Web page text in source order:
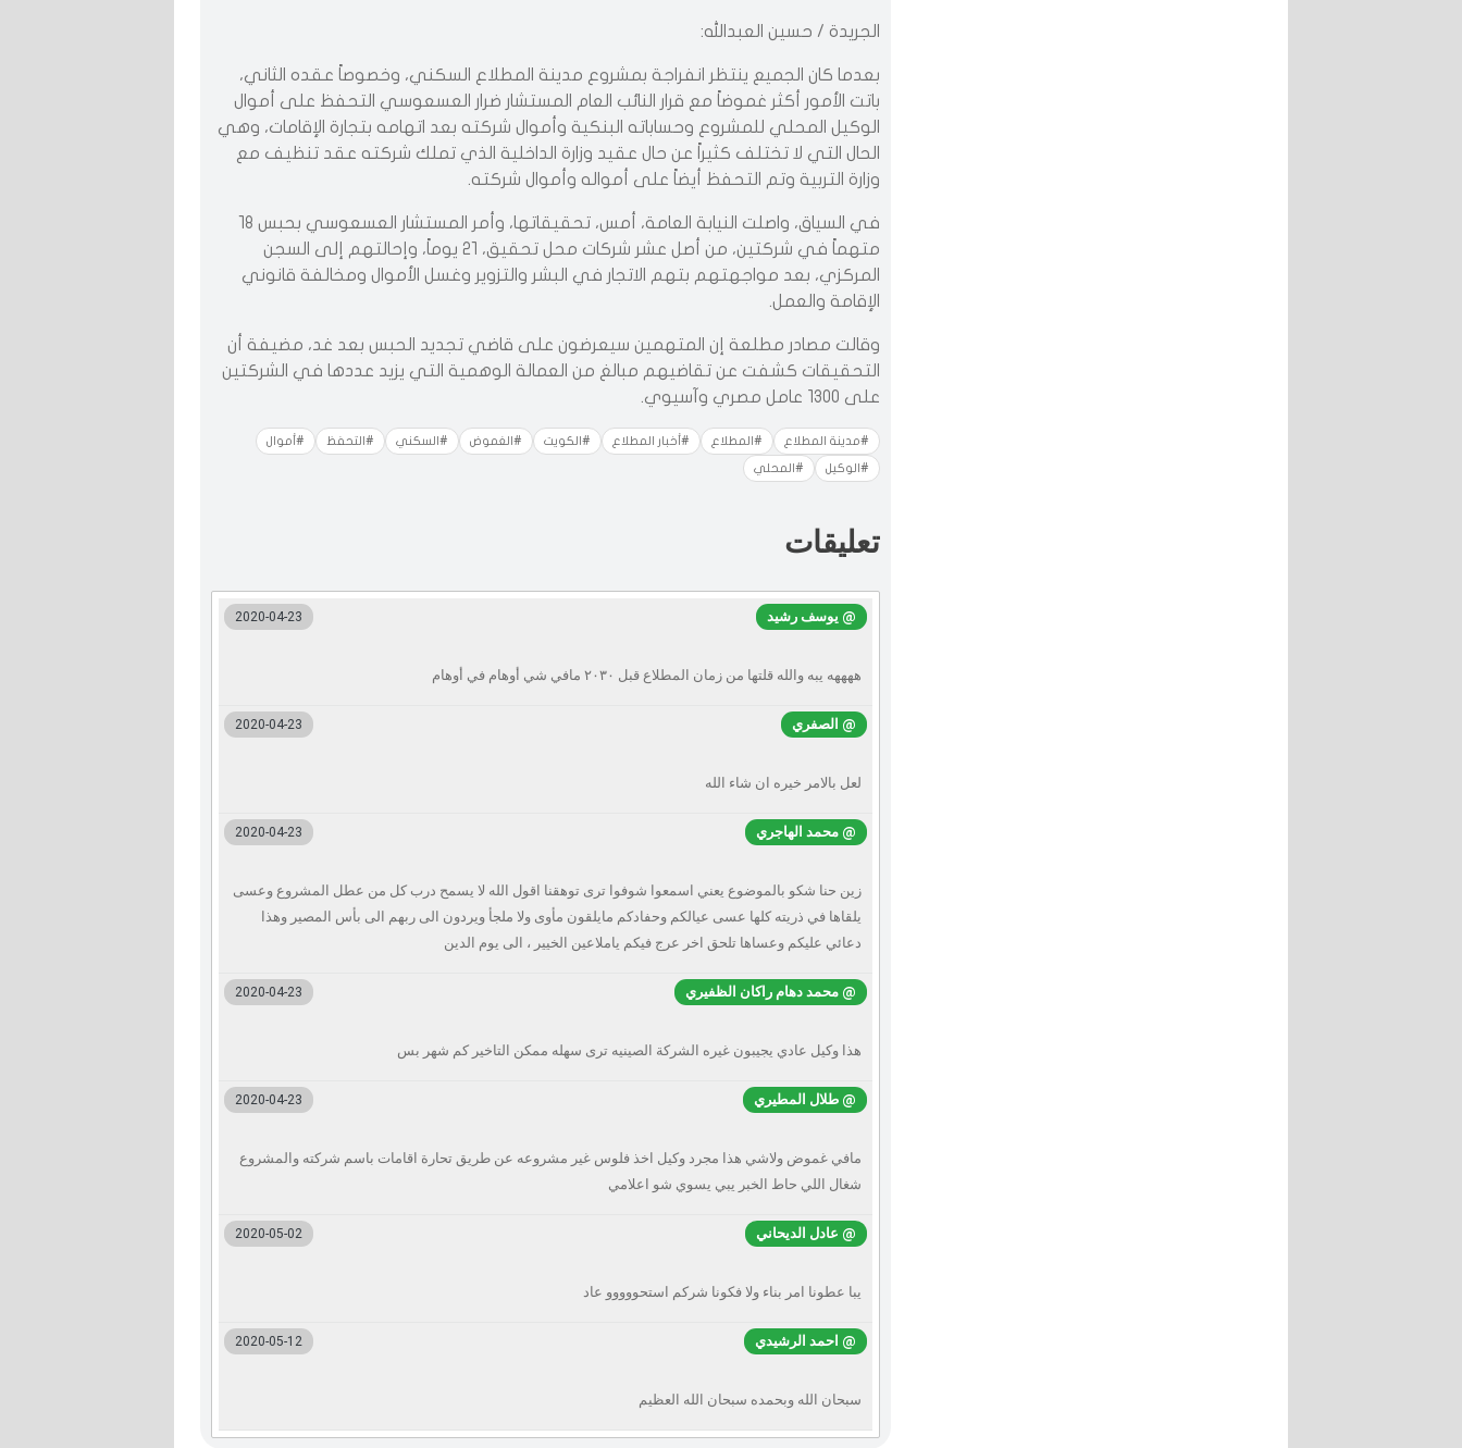
الجريدة / حسين العبدالله:
بعدما كان الجميع ينتظر انفراجة بمشروع مدينة المطلاع السكني، وخصوصاً عقده الثاني،
باتت الأمور أكثر غموضاً مع قرار النائب العام المستشار ضرار العسعوسي التحفظ على أموال
الوكيل المحلي للمشروع وحساباته البنكية وأموال شركته بعد اتهامه بتجارة الإقامات، وهي
الحال التي لا تختلف كثيراً عن حال عقيد وزارة الداخلية الذي تملك شركته عقد تنظيف مع
وزارة التربية وتم التحفظ أيضاً على أمواله وأموال شركته.
في السياق، واصلت النيابة العامة، أمس، تحقيقاتها، وأمر المستشار العسعوسي بحبس ١٨
متهماً في شركتين، من أصل عشر شركات محل تحقيق، ٢١ يوماً، وإحالتهم إلى السجن
المركزي، بعد مواجهتهم بتهم الاتجار في البشر والتزوير وغسل الأموال ومخالفة قانوني
الإقامة والعمل.
وقالت مصادر مطلعة إن المتهمين سيعرضون على قاضي تجديد الحبس بعد غد، مضيفة أن
التحقيقات كشفت عن تقاضيهم مبالغ من العمالة الوهمية التي يزيد عددها في الشركتين
على 1300 عامل مصري وآسيوي.
#مدينة المطلاع #المطلاع #أخبار المطلاع #الكويت #الغموض #السكني #التحفظ #أموال
#الوكيل #المحلي
تعليقات
@ يوسف رشيد 2020-04-23
ههههه يبه والله قلتها من زمان المطلاع قبل ٢٠٣٠ مافي شي أوهام في أوهام
@ الصفري 2020-04-23
لعل بالامر خيره ان شاء الله
@ محمد الهاجري 2020-04-23
زين حنا شكو بالموضوع يعني اسمعوا شوفوا ترى توهقنا اقول الله لا يسمح درب كل من عطل المشروع وعسى
يلقاها في ذريته كلها عسى عيالكم وحفادكم مايلقون مأوى ولا ملجأ ويردون الى ربهم الى بأس المصير وهذا
دعائي عليكم وعساها تلحق اخر عرج فيكم ياملاعين الخيير ، الى يوم الدين
@ محمد دهام راكان الظفيري 2020-04-23
هذا وكيل عادي يجيبون غيره الشركة الصينيه ترى سهله ممكن التاخير كم شهر بس
@ طلال المطيري 2020-04-23
مافي غموض ولاشي هذا مجرد وكيل اخذ فلوس غير مشروعه عن طريق تحارة اقامات باسم شركته والمشروع
شغال اللي حاط الخبر يبي يسوي شو اعلامي
@ عادل الديحاني 2020-05-02
يبا عطونا امر بناء ولا فكونا شركم استحووووو عاد
@ احمد الرشيدي 2020-05-12
سبحان الله وبحمده سبحان الله العظيم